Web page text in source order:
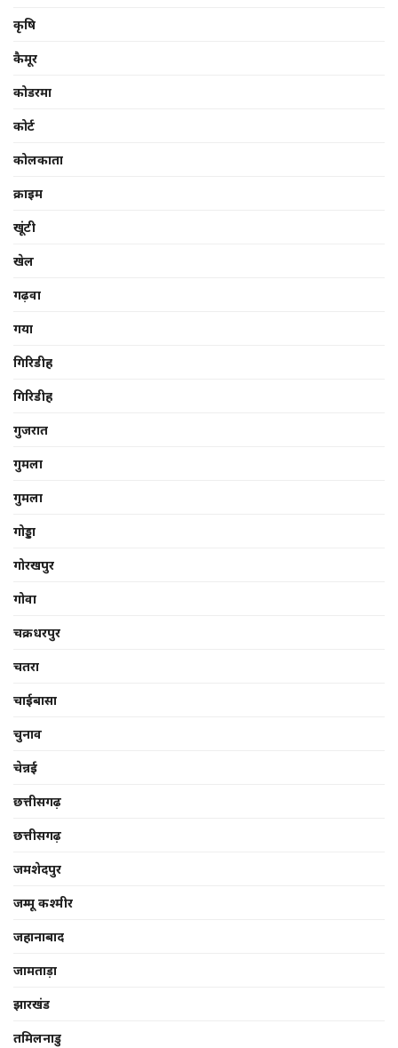
कृषि
कैमूर
कोडरमा
कोर्ट
कोलकाता
क्राइम
खूंटी
खेल
गढ़वा
गया
गिरिडीह
गिरिडीह
गुजरात
गुमला
गुमला
गोड्डा
गोरखपुर
गोवा
चक्रधरपुर
चतरा
चाईबासा
चुनाव
चेन्नई
छत्तीसगढ़
छत्तीसगढ़
जमशेदपुर
जम्मू कश्मीर
जहानाबाद
जामताड़ा
झारखंड
तमिलनाडु